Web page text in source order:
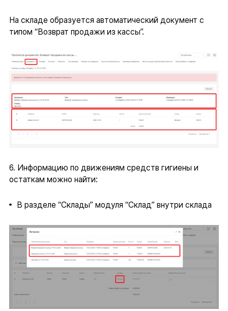
На складе образуется автоматический документ с
типом “Возврат продажи из кассы”.
6. Информацию по движениям средств гигиены и
остаткам можно найти:
В разделе “Склады” модуля “Склад” внутри склада